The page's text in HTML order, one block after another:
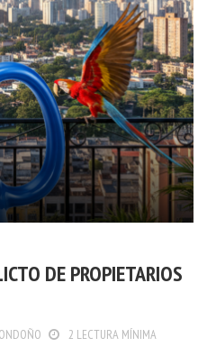
DE PROPIETARIOS
2 LECTURA MÍNIMA